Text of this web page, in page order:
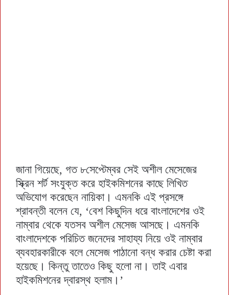
জানা গিয়েছে, গত ৮সেপ্টেম্বর সেই অশীল মেসেজের
স্ক্রিন শর্ট সংযুক্ত করে হাইকমিশনের কাছে লিখিত
অভিযোগ করেছেন নায়িকা। এমনকি এই প্রসঙ্গে
শ্রাবন্তী বলেন যে, ‘বেশ কিছুদিন ধরে বাংলাদেশের ওই
নাম্বার থেকে যতসব অশীল মেসেজ আসছে। এমনকি
বাংলাদেশকে পরিচিত জনেদের সাহায্য নিয়ে ওই নাম্বার
ব্যবহারকারীকে বলে মেসেজ পাঠানো বন্ধ করার চেষ্টা করা
হয়েছে। কিন্তু তাতেও কিছু হলো না। তাই এবার
হাইকমিশনের দ্বারস্থ হলাম।’